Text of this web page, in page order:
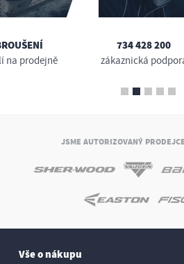
na prodejně
734 428 200
zákaznická
JSME AUTORIZOVANÝ
Vše o nákupu